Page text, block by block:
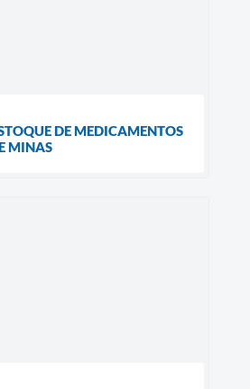
DE MEDICAMENTOS
MINAS